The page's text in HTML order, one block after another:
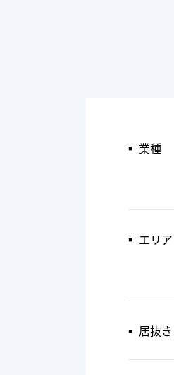
▪︎ 業種
▪︎ エリア
▪︎ 居抜